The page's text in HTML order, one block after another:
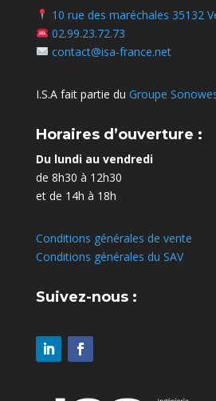
10 rue des maréchales 35132
02.99.23.72.73
contact@isa-france.net
I.S.A fait partie du Groupe
Horaires d’ouverture :
Du lundi au vendredi
de 8h30 à 12h30
et de 14h à 18h
Conditions générales de vente
Conditions générales du SAV
Suivez-nous :